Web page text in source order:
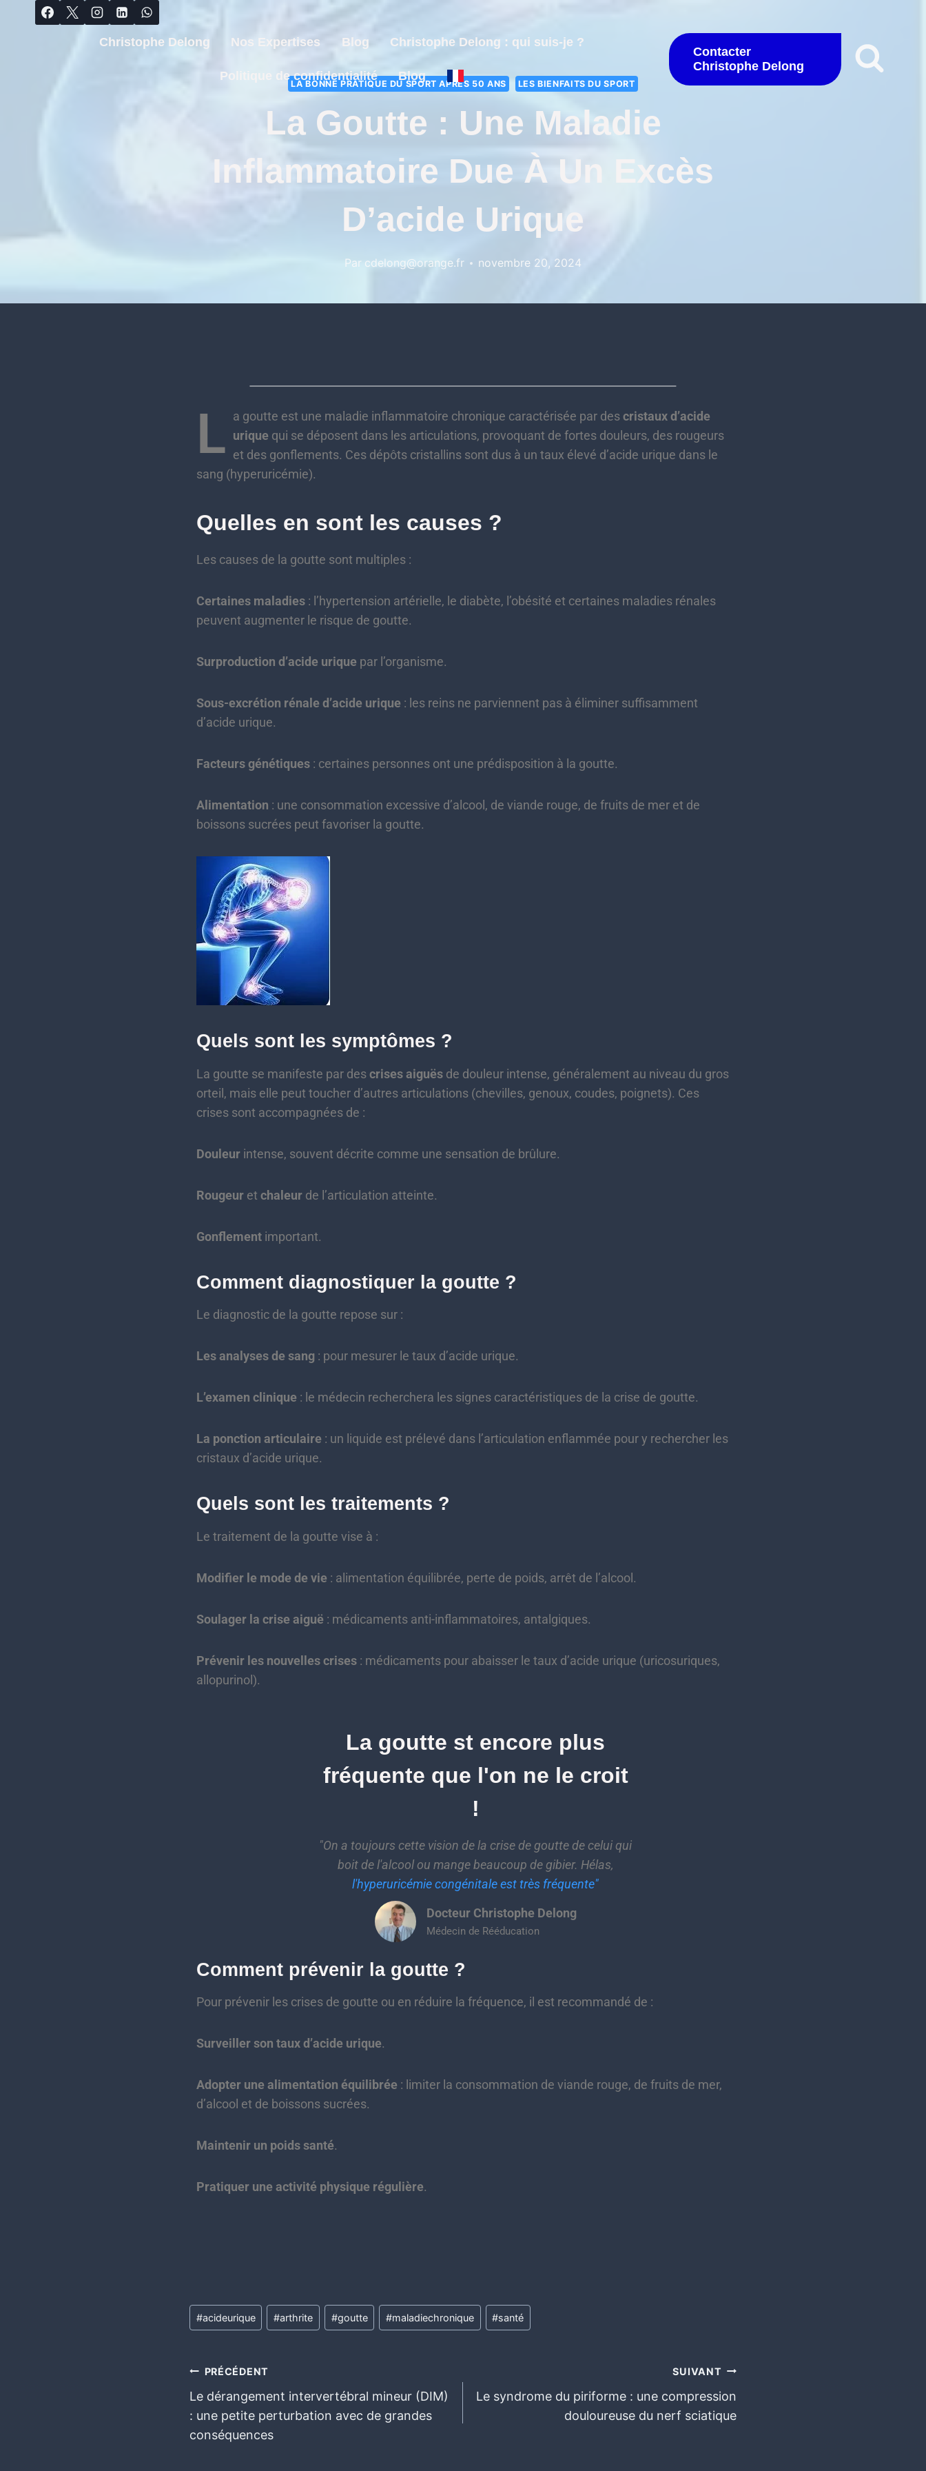
Christophe Delong Nos Expertises Blog Christophe Delong : qui suis-je ?
Politique de confidentialité Blog
Contacter
Christophe Delong
LA BONNE PRATIQUE DU SPORT APRÈS 50 ANS LES BIENFAITS DU SPORT
La Goutte : Une Maladie
Inflammatoire Due À Un Excès
D’acide Urique
Par cdelong@orange.fr novembre 20, 2024
L a goutte est une maladie inflammatoire chronique caractérisée par descristaux d’acide
urique qui se déposent dans les articulations, provoquant de fortes douleurs, des rougeurs
et des gonflements. Ces dépôts cristallins sont dus à un taux élevé d’acide urique dans le
sang (hyperuricémie).
Quelles en sont les causes ?
Les causes de la goutte sont multiples :
Certaines maladies : l’hypertension artérielle, le diabète, l’obésité et certaines maladies rénales
peuvent augmenter le risque de goutte.
Surproduction d’acide urique par l’organisme.
Sous-excrétion rénale d’acide urique : les reins ne parviennent pas à éliminer suffisamment
d’acide urique.
Facteurs génétiques : certaines personnes ont une prédisposition à la goutte.
Alimentation : une consommation excessive d’alcool, de viande rouge, de fruits de mer et de
boissons sucrées peut favoriser la goutte.
Quels sont les symptômes ?
La goutte se manifeste par descrises aiguës de douleur intense, généralement au niveau du gros
orteil, mais elle peut toucher d’autres articulations (chevilles, genoux, coudes, poignets). Ces
crises sont accompagnées de :
Douleur intense, souvent décrite comme une sensation de brûlure.
Rougeur et chaleur de l’articulation atteinte.
Gonflement important.
Comment diagnostiquer la goutte ?
Le diagnostic de la goutte repose sur :
Les analyses de sang : pour mesurer le taux d’acide urique.
L’examen clinique : le médecin recherchera les signes caractéristiques de la crise de goutte.
La ponction articulaire : un liquide est prélevé dans l’articulation enflammée pour y rechercher les
cristaux d’acide urique.
Quels sont les traitements ?
Le traitement de la goutte vise à :
Modifier le mode de vie : alimentation équilibrée, perte de poids, arrêt de l’alcool.
Soulager la crise aiguë : médicaments anti-inflammatoires, antalgiques.
Prévenir les nouvelles crises : médicaments pour abaisser le taux d’acide urique (uricosuriques,
allopurinol).
La goutte st encore plus
fréquente que l'on ne le croit
!
"On a toujours cette vision de la crise de goutte de celui qui
boit de l'alcool ou mange beaucoup de gibier. Hélas,
l'hyperuricémie congénitale est très fréquente"
Docteur Christophe Delong
Médecin de Rééducation
Comment prévenir la goutte ?
Pour prévenir les crises de goutte ou en réduire la fréquence, il est recommandé de :
Surveiller son taux d’acide urique.
Adopter une alimentation équilibrée : limiter la consommation de viande rouge, de fruits de mer,
d’alcool et de boissons sucrées.
Maintenir un poids santé.
Pratiquer une activité physique régulière.
#acideurique #arthrite #goutte #maladiechronique #santé
PRÉCÉDENT
Le dérangement intervertébral mineur (DIM)
: une petite perturbation avec de grandes
conséquences
SUIVANT
Le syndrome du piriforme : une compression
douloureuse du nerf sciatique